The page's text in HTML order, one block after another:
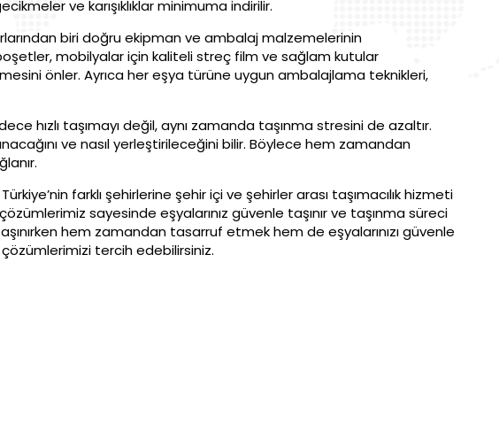
ve karışıklıklar minimuma indirilir.
biri doğru ekipman ve ambalaj malzemelerinin
poşetler, mobilyalar için kaliteli streç film ve sağlam kutular
önler. Ayrıca her eşya türüne uygun ambalajlama teknikleri,
hızlı taşımayı değil, aynı zamanda taşınma stresini de azaltır.
ve nasıl yerleştirileceğini bilir. Böylece hem zamandan
farklı şehirlerine şehir içi ve şehirler arası taşımacılık hizmeti
sayesinde eşyalarınız güvenle taşınır ve taşınma süreci
hem zamandan tasarruf etmek hem de eşyalarınızı güvenle
tercih edebilirsiniz.